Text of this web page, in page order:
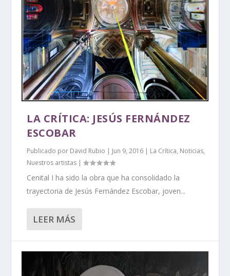
LA CRÍTICA: JESÚS FERNÁNDEZ
ESCOBAR
Publicado por David Rubio | Jun 9, 2016 | La Crítica, Noticias,
Nuestros artistas |
Cenital I ha sido la obra que ha consolidado la
trayectoria de Jesús Fernández Escobar, joven...
LEER MÁS